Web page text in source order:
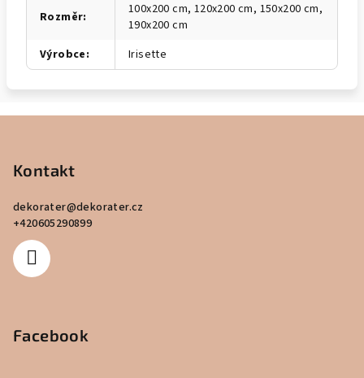
Rozměr:
100x200 cm, 120x200 cm, 150x200 cm,
190x200 cm
Výrobce: Irisette
Kontakt
dekorater@dekorater.cz
+420605290899
Facebook